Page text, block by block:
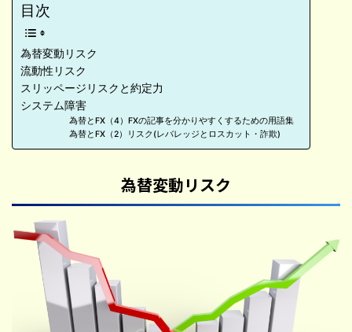
目次
為替変動リスク
流動性リスク
スリッページリスクと約定力
システム障害
為替とFX（4）FXの記事を分かりやすくするための用語集
為替とFX（2）リスク(レバレッジとロスカット・詐欺)
為替変動リスク